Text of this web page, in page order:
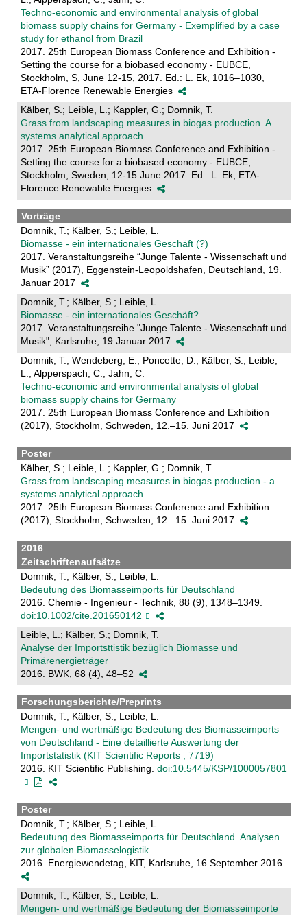
Techno-economic and environmental analysis of global
biomass supply chains for Germany - Exemplified by a case
study for ethanol from Brazil
2017. 25th European Biomass Conference and Exhibition -
Setting the course for a biobased economy - EUBCE,
Stockholm, S, June 12-15, 2017. Ed.: L. Ek, 1016–1030,
ETA-Florence Renewable Energies
Kälber, S.; Leible, L.; Kappler, G.; Domnik, T.
Grass from landscaping measures in biogas production. A
systems analytical approach
2017. 25th European Biomass Conference and Exhibition -
Setting the course for a biobased economy - EUBCE,
Stockholm, Sweden, 12-15 June 2017. Ed.: L. Ek, ETA-
Florence Renewable Energies
Vorträge
Domnik, T.; Kälber, S.; Leible, L.
Biomasse - ein internationales Geschäft (?)
2017. Veranstaltungsreihe “Junge Talente - Wissenschaft und
Musik” (2017), Eggenstein-Leopoldshafen, Deutschland, 19.
Januar 2017
Domnik, T.; Kälber, S.; Leible, L.
Biomasse - ein internationales Geschäft?
2017. Veranstaltungsreihe "Junge Talente - Wissenschaft und
Musik", Karlsruhe, 19.Januar 2017
Domnik, T.; Wendeberg, E.; Poncette, D.; Kälber, S.; Leible,
L.; Alpperspach, C.; Jahn, C.
Techno-economic and environmental analysis of global
biomass supply chains for Germany
2017. 25th European Biomass Conference and Exhibition
(2017), Stockholm, Schweden, 12.–15. Juni 2017
Poster
Kälber, S.; Leible, L.; Kappler, G.; Domnik, T.
Grass from landscaping measures in biogas production - a
systems analytical approach
2017. 25th European Biomass Conference and Exhibition
(2017), Stockholm, Schweden, 12.–15. Juni 2017
2016
Zeitschriftenaufsätze
Domnik, T.; Kälber, S.; Leible, L.
Bedeutung des Biomasseimports für Deutschland
2016. Chemie - Ingenieur - Technik, 88 (9), 1348–1349.
doi:10.1002/cite.201650142
Leible, L.; Kälber, S.; Domnik, T.
Analyse der Importsttistik bezüglich Biomasse und
Primärenergieträger
2016. BWK, 68 (4), 48–52
Forschungsberichte/Preprints
Domnik, T.; Kälber, S.; Leible, L.
Mengen- und wertmäßige Bedeutung des Biomasseimports
von Deutschland - Eine detaillierte Auswertung der
Importstatistik (KIT Scientific Reports ; 7719)
2016. KIT Scientific Publishing. doi:10.5445/KSP/1000057801
Poster
Domnik, T.; Kälber, S.; Leible, L.
Bedeutung des Biomasseimports für Deutschland. Analysen
zur globalen Biomasselogistik
2016. Energiewendetag, KIT, Karlsruhe, 16.September 2016
Domnik, T.; Kälber, S.; Leible, L.
Mengen- und wertmäßige Bedeutung der Biomasseimporte